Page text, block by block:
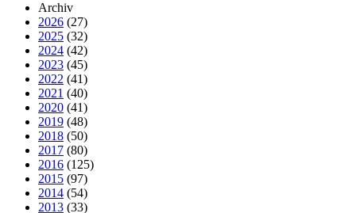
Archiv
2026 (27)
2025 (32)
2024 (42)
2023 (45)
2022 (41)
2021 (40)
2020 (41)
2019 (48)
2018 (50)
2017 (80)
2016 (125)
2015 (97)
2014 (54)
2013 (33)